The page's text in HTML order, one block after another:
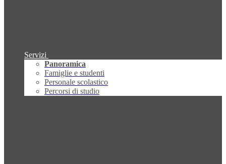
Servizi
Panoramica
Famiglie e studenti
Personale scolastico
Percorsi di studio